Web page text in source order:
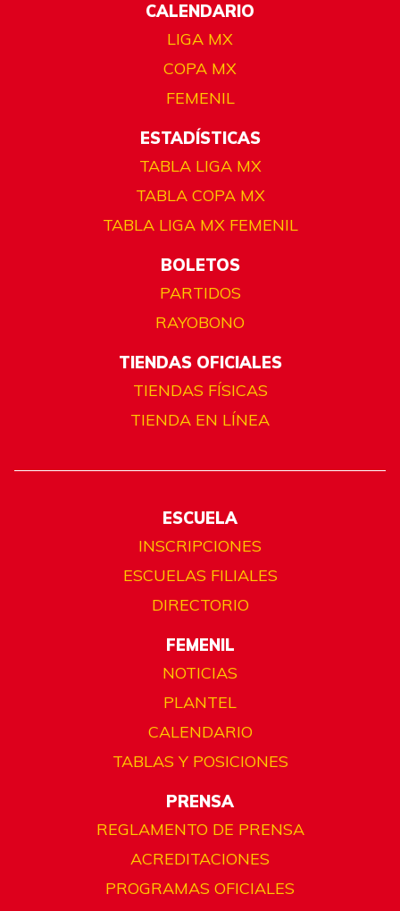
CALENDARIO
LIGA MX
COPA MX
FEMENIL
ESTADÍSTICAS
TABLA LIGA MX
TABLA COPA MX
TABLA LIGA MX FEMENIL
BOLETOS
PARTIDOS
RAYOBONO
TIENDAS OFICIALES
TIENDAS FÍSICAS
TIENDA EN LÍNEA
ESCUELA
INSCRIPCIONES
ESCUELAS FILIALES
DIRECTORIO
FEMENIL
NOTICIAS
PLANTEL
CALENDARIO
TABLAS Y POSICIONES
PRENSA
REGLAMENTO DE PRENSA
ACREDITACIONES
PROGRAMAS OFICIALES